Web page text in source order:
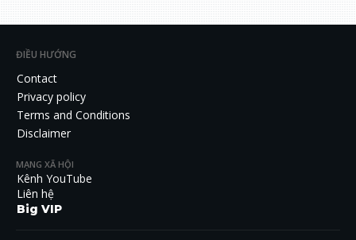
ĐIỀU HƯỚNG
Contact
Privacy policy
Terms and Conditions
Disclaimer
MẠNG XÃ HỘI
Kênh YouTube
Liên hệ
Big VIP